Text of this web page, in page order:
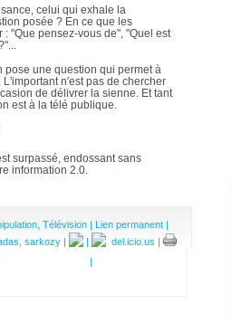
celui qui exhale la
posée ? En ce que les
"Que pensez-vous de", "Quel est
pose une question qui permet à
n'est pas de chercher
de délivrer la sienne. Et tant
est à la télé publique.
surpassé, endossant sans
information 2.0.
, Télévision Lien permanent
, sarkozy del.icio.us